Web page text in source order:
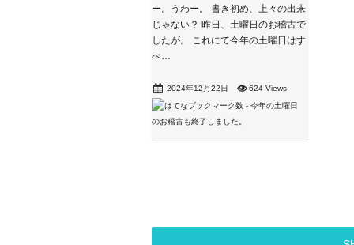
ー。うわー。 書き初め、上々の出来
じゃない？ 昨日、土曜日のお稽古で
したが。 これにて今年の土曜日はす
べ…
2024年12月22日 624 Views